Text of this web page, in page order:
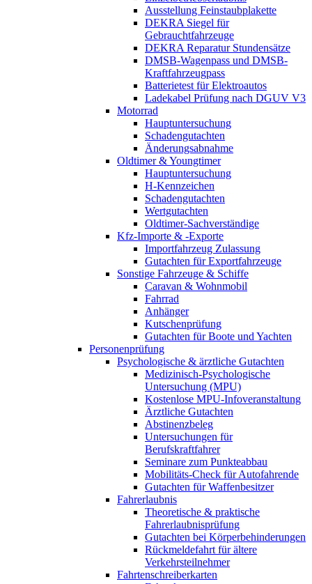
Ausstellung Feinstaubplakette
DEKRA Siegel für
Gebrauchtfahrzeuge
DEKRA Reparatur Stundensätze
DMSB-Wagenpass und DMSB-
Kraftfahrzeugpass
Batterietest für Elektroautos
Ladekabel Prüfung nach DGUV V3
Motorrad
Hauptuntersuchung
Schadengutachten
Änderungsabnahme
Oldtimer & Youngtimer
Hauptuntersuchung
H-Kennzeichen
Schadengutachten
Wertgutachten
Oldtimer-Sachverständige
Kfz-Importe & -Exporte
Importfahrzeug Zulassung
Gutachten für Exportfahrzeuge
Sonstige Fahrzeuge & Schiffe
Caravan & Wohnmobil
Fahrrad
Anhänger
Kutschenprüfung
Gutachten für Boote und Yachten
Personenprüfung
Psychologische & ärztliche Gutachten
Medizinisch-Psychologische
Untersuchung (MPU)
Kostenlose MPU-Infoveranstaltung
Ärztliche Gutachten
Abstinenzbeleg
Untersuchungen für
Berufskraftfahrer
Seminare zum Punkteabbau
Mobilitäts-Check für Autofahrende
Gutachten für Waffenbesitzer
Fahrerlaubnis
Theoretische & praktische
Fahrerlaubnisprüfung
Gutachten bei Körperbehinderungen
Rückmeldefahrt für ältere
Verkehrsteilnehmer
Fahrtenschreiberkarten